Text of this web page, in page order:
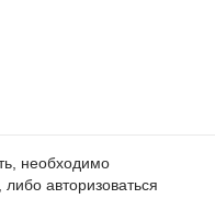
необходимо
авторизоваться